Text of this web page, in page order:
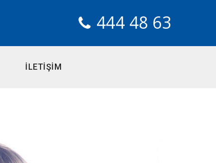
444 48 63
İLETİŞİM